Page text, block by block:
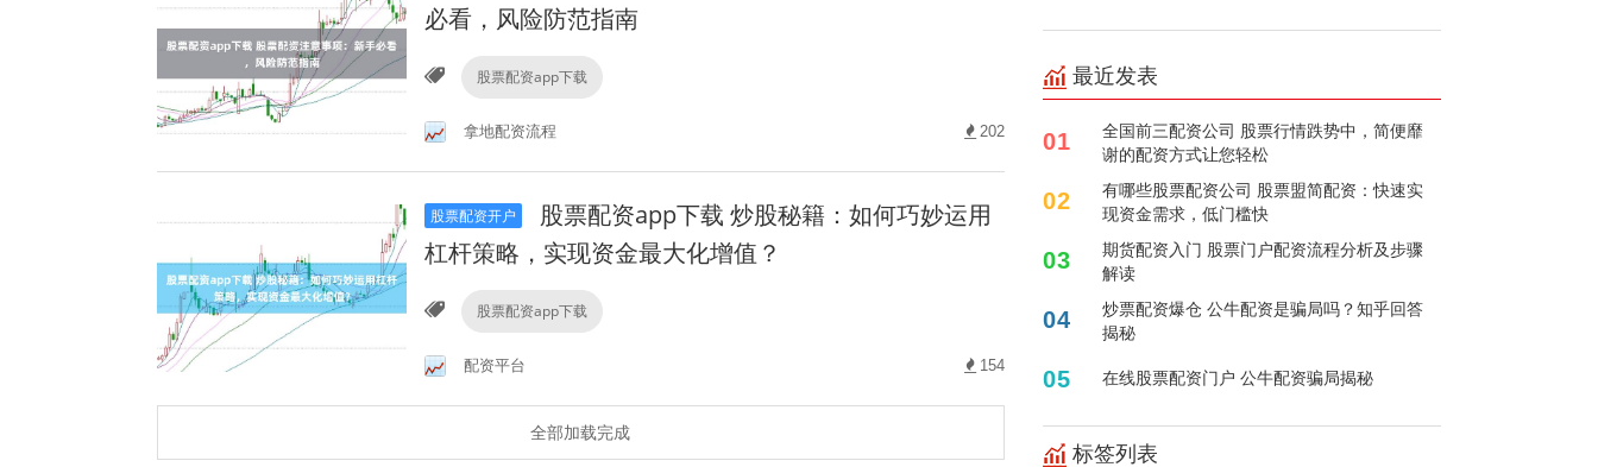
必看，风险防范指南
股票配资app下载
拿地配资流程 202
股票配资开户
股票配资app下载 炒股秘籍：如何巧妙运用
杠杆策略，实现资金最大化增值？
股票配资app下载
配资平台 154
全部加载完成
最近发表
01
全国前三配资公司 股票行情跌势中，简便靡
谢的配资方式让您轻松
02
有哪些股票配资公司 股票盟简配资：快速实
现资金需求，低门槛快
03
期货配资入门 股票门户配资流程分析及步骤
解读
04
炒票配资爆仓 公牛配资是骗局吗？知乎回答
揭秘
05 在线股票配资门户 公牛配资骗局揭秘
标签列表